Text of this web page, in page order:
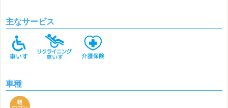
主なサービス
車種